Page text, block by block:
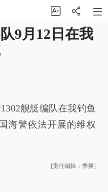
9月12日在我
舰艇编队在我钓鱼
海警依法开展的维权
[责任编辑：季爽]